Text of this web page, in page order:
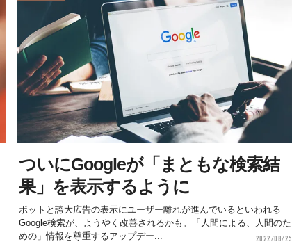
ついにGoogleが「まともな検索結
果」を表示するように
ボットと誇大広告の表示にユーザー離れが進んでいるといわれる
Google検索が、ようやく改善されるかも。「人間による、人間のた
めの」情報を尊重するアップデー...
2022/08/25